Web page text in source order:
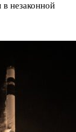
незаконной